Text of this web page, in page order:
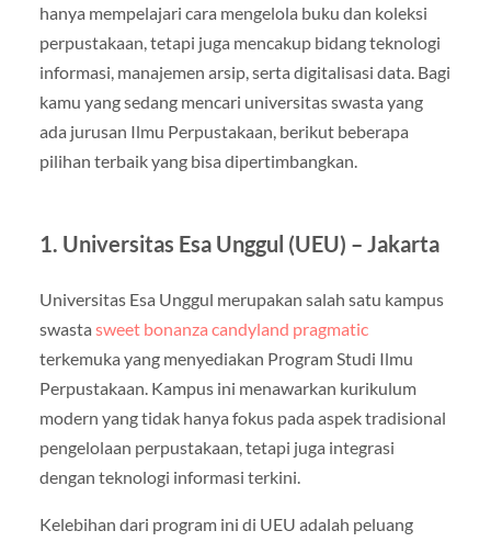
hanya mempelajari cara mengelola buku dan koleksi
perpustakaan, tetapi juga mencakup bidang teknologi
informasi, manajemen arsip, serta digitalisasi data. Bagi
kamu yang sedang mencari universitas swasta yang
ada jurusan Ilmu Perpustakaan, berikut beberapa
pilihan terbaik yang bisa dipertimbangkan.
1. Universitas Esa Unggul (UEU) – Jakarta
Universitas Esa Unggul merupakan salah satu kampus
swasta sweet bonanza candyland pragmatic
terkemuka yang menyediakan Program Studi Ilmu
Perpustakaan. Kampus ini menawarkan kurikulum
modern yang tidak hanya fokus pada aspek tradisional
pengelolaan perpustakaan, tetapi juga integrasi
dengan teknologi informasi terkini.
Kelebihan dari program ini di UEU adalah peluang